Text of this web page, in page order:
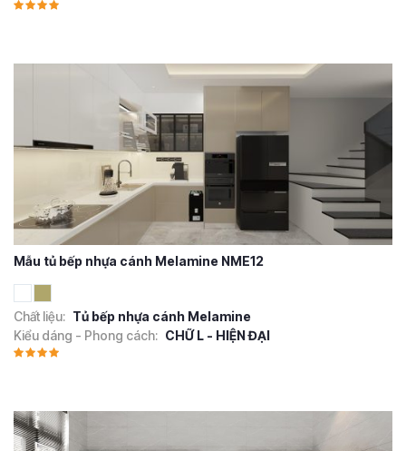
Mẫu tủ bếp nhựa cánh Melamine NME12
Chất liệu: Tủ bếp nhựa cánh Melamine
Kiểu dáng - Phong cách: CHỮ L - HIỆN ĐẠI